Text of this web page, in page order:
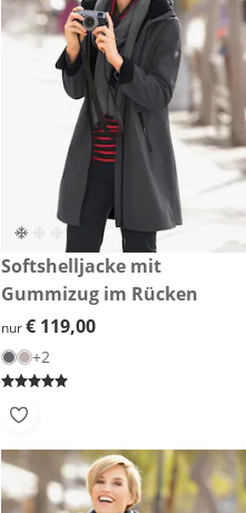
€ 119,00
Softshelljacke mit
Gummizug im Rücken
€ 119,00
nur€ 119,00
+2